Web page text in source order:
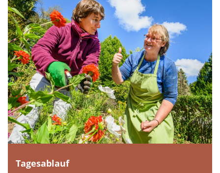
Tagesablauf